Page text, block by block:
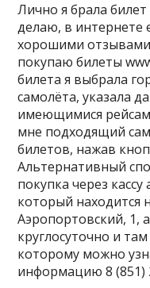
Лично я брала билет
делаю, в интернете
хорошими отзывами,
покупаю билеты
билета я выбрала
самолёта, указала
имеющимися
мне подходящий
билетов, нажав
Альтернативный
покупка через
который находится
Аэропортовский, 1,
круглосуточно и
которому можно
информацию 8 (851)